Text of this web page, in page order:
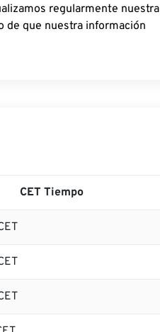
regularmente nuestra
de que nuestra información
CET Tiempo